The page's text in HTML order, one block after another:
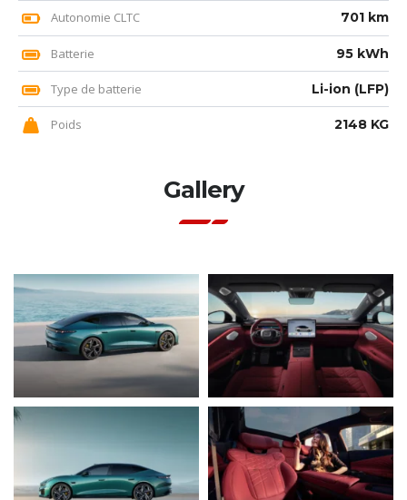
Autonomie CLTC 701 km
Batterie 95 kWh
Type de batterie Li-ion (LFP)
Poids 2148 KG
Gallery